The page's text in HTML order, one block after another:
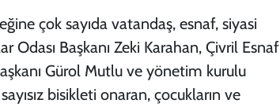
çok sayıda vatandaş, esnaf, siyasi
Başkanı Zeki Karahan, Çivril Esnaf
Gürol Mutlu ve yönetim kurulu
bisikleti onaran, çocukların ve